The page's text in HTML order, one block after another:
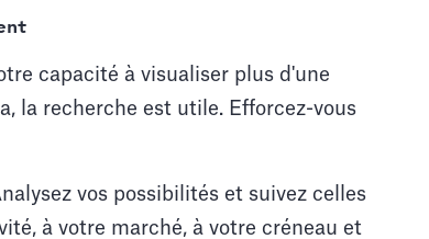
capacité à visualiser plus d'une
la recherche est utile. Efforcez-vous
vos possibilités et suivez celles
à votre marché, à votre créneau et